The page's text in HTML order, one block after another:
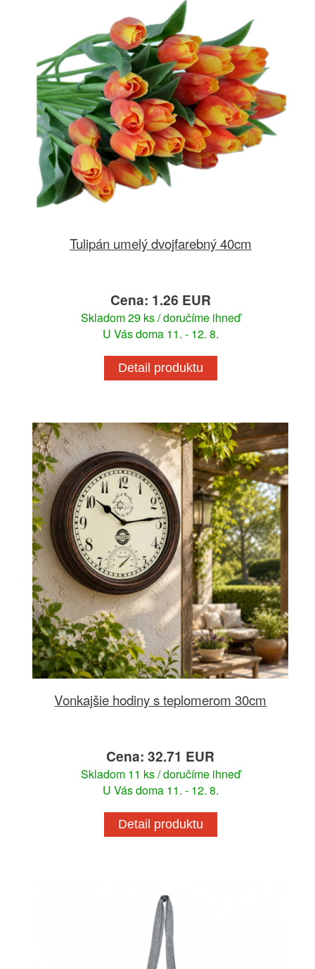
Tulipán umelý dvojfarebný 40cm
Cena: 1.26 EUR
Skladom 29 ks / doručíme ihneď
U Vás doma 11. - 12. 8.
Detail produktu
Vonkajšie hodiny s teplomerom 30cm
Cena: 32.71 EUR
Skladom 11 ks / doručíme ihneď
U Vás doma 11. - 12. 8.
Detail produktu